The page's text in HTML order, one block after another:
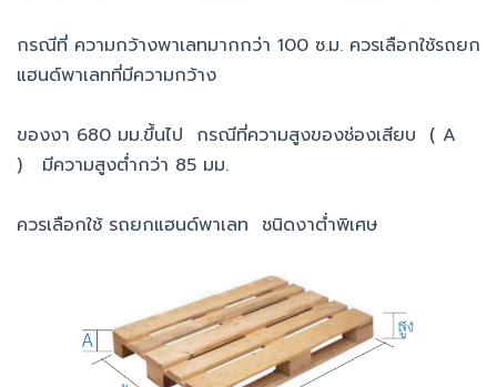
กรณีที่ ความกว้างพาเลทมากกว่า 100 ซ.ม. ควรเลือกใช้รถยก
แฮนด์พาเลทที่มีความกว้าง
ของงา 680 มม.ขึ้นไป กรณีที่ความสูงของช่องเสียบ ( A
) มีความสูงต่ำกว่า 85 มม.
ควรเลือกใช้ รถยกแฮนด์พาเลท ชนิดงาต่ำพิเศษ